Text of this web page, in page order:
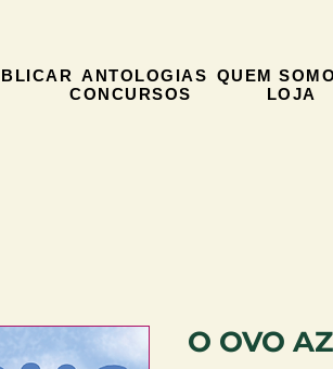
ANTOLOGIAS QUEM
CONCURSOS LOJA
O OVO